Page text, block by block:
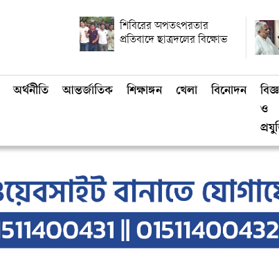
শিবিরের অপতৎপরতার
প্রতিবাদে ছাত্রদলের বিক্ষোভ
অর্থনীতি আন্তর্জাতিক শিক্ষাঙ্গন খেলা বিনোদন
ও